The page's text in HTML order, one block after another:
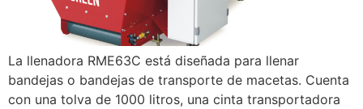
La llenadora RME63C está diseñada para llenar
bandejas o bandejas de transporte de macetas. Cuenta
con una tolva de 1000 litros, una cinta transportadora